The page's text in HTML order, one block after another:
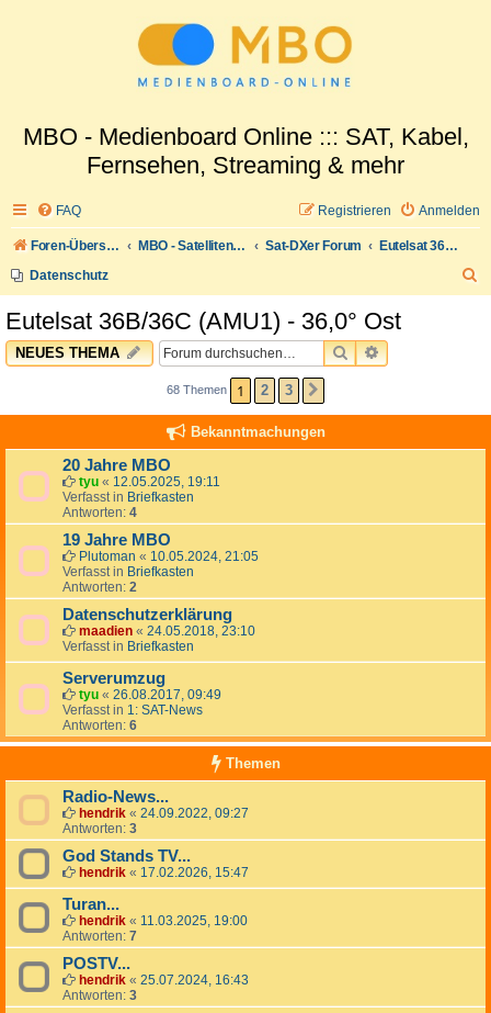
MBO - Medienboard Online ::: SAT, Kabel,
Fernsehen, Streaming & mehr
FAQ Anmelden
Registrieren
Foren-Übersicht MBO - Satellitenwelt Sat-DXer Forum
Eutelsat 36B/36C (AMU1) - 36,0° Ost
Datenschutz
Eutelsat 36B/36C (AMU1) - 36,0° Ost
NEUES THEMA SUCHEERWEITERTE
68 Themen 1 2 3
Bekanntmachungen
20 Jahre MBO
tyu « 12.05.2025, 19:11
Verfasst in Briefkasten
Antworten: 4
19 Jahre MBO
Plutoman « 10.05.2024, 21:05
Verfasst in Briefkasten
Antworten: 2
Datenschutzerklärung
maadien « 24.05.2018, 23:10
Verfasst in Briefkasten
Serverumzug
tyu « 26.08.2017, 09:49
Verfasst in 1: SAT-News
Antworten: 6
Themen
Radio-News...
hendrik « 24.09.2022, 09:27
Antworten: 3
God Stands TV...
hendrik « 17.02.2026, 15:47
Turan...
hendrik « 11.03.2025, 19:00
Antworten: 7
POSTV...
hendrik « 25.07.2024, 16:43
Antworten: 3